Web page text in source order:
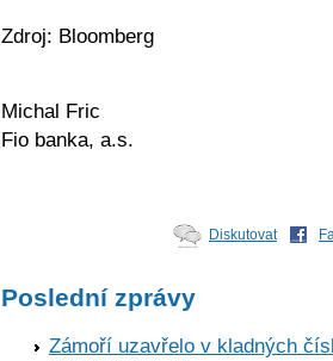
Zdroj: Bloomberg
Michal Fric
Fio banka, a.s.
Diskutovat
Poslední zprávy
Zámoří uzavřelo v kladných